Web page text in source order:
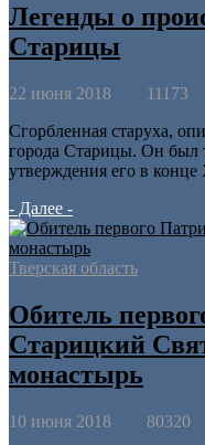
Легенды о
Старицы
22 июня 2018
Сгорбленная старуха,
города Старицы. Он был
утверждения его в
- Далее -
Тверская область
Обитель
Старицкий
монастырь
10 июня 2018